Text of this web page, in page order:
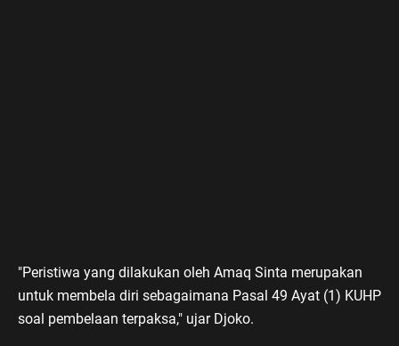
"Peristiwa yang dilakukan oleh Amaq Sinta merupakan
untuk membela diri sebagaimana Pasal 49 Ayat (1) KUHP
soal pembelaan terpaksa," ujar Djoko.